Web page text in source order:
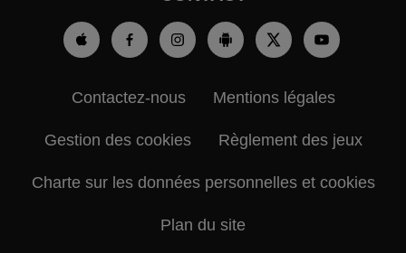
Contactez-nous Mentions légales
Gestion des cookies Règlement des jeux
Charte sur les données personnelles et cookies
Plan du site